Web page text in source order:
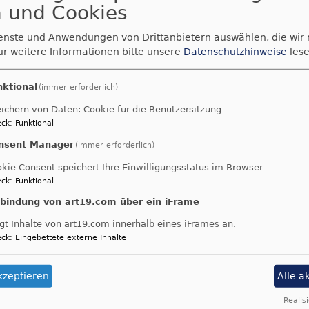
des Kindergartens:
unser Gottesdienst von den Kindern des Aufseßer
über Wochen fleißig geübt und geprobt und wir
ihre Lieder, Kostüme und kurzen Anspiele freuen!
mit Segnung der Vorschulkinder
feiert der Kindergarten mit einem Gottesdienst in
und Ehrenamtlichen gestaltet zusammen mit dem
Osternacht in der Aufseßer Schloßkirche.
noch oft in völliger Dunkelheit, nur beleuchtet vom
Kirche. Auch der erste Teil des Gottesdienstes findet
erst wenn die Osterkerze vom Pfarrer in die
Ein sehr ergreifender Gottesdienst, unbedingt zu
und Cookies
und Anwendungen von Drittanbietern auswählen, die wir
weitere Informationen bitte unsere Datenschutzhinweise
(immer erforderlich)
von Daten: Cookie für die Benutzersitzung
: Funktional
Manager (immer erforderlich)
Consent speichert Ihre Einwilligungsstatus im Browser
: Funktional
von art19.com über ein iFrame
Inhalte von art19.com innerhalb eines iFrames an.
: Eingebettete externe Inhalte
Alle